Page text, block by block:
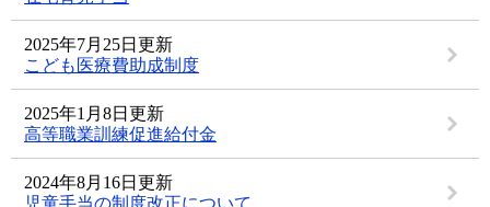
2025年7月25日更新
こども医療費助成制度
2025年1月8日更新
高等職業訓練促進給付金
2024年8月16日更新